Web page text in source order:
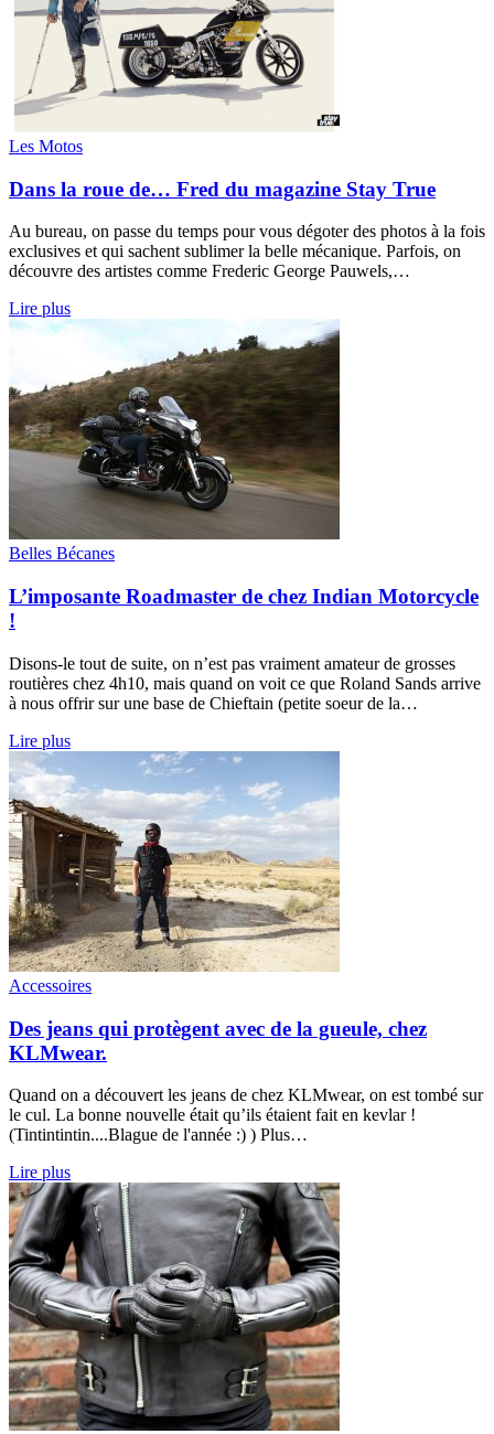
Les Motos
Dans la roue de… Fred du magazine Stay True
Au bureau, on passe du temps pour vous dégoter des photos à la fois
exclusives et qui sachent sublimer la belle mécanique. Parfois, on
découvre des artistes comme Frederic George Pauwels,…
Lire plus
Belles Bécanes
L’imposante Roadmaster de chez Indian Motorcycle
!
Disons-le tout de suite, on n’est pas vraiment amateur de grosses
routières chez 4h10, mais quand on voit ce que Roland Sands arrive
à nous offrir sur une base de Chieftain (petite soeur de la…
Lire plus
Accessoires
Des jeans qui protègent avec de la gueule, chez
KLMwear.
Quand on a découvert les jeans de chez KLMwear, on est tombé sur
le cul. La bonne nouvelle était qu’ils étaient fait en kevlar !
(Tintintintin....Blague de l'année :) ) Plus…
Lire plus